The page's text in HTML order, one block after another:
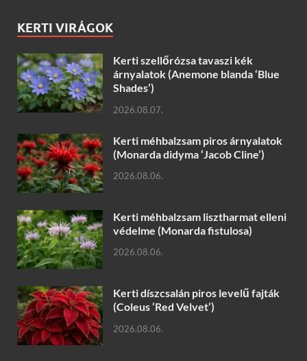
KERTI VIRÁGOK
Kerti szellőrózsa tavaszi kék
árnyalatok (Anemone blanda ‘Blue
Shades’)
2026.08.07.
Kerti méhbalzsam piros árnyalatok
(Monarda didyma ‘Jacob Cline’)
2026.08.06.
Kerti méhbalzsam lisztharmat elleni
védelme (Monarda fistulosa)
2026.08.06.
Kerti díszcsalán piros levelű fajták
(Coleus ‘Red Velvet’)
2026.08.06.